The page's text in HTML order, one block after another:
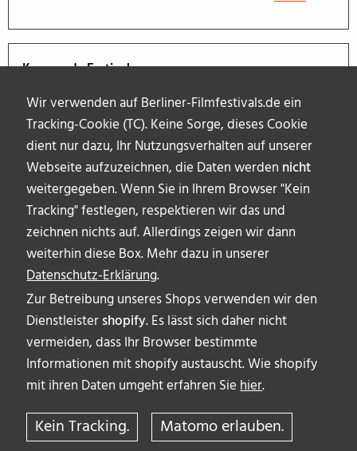
Wir verwenden auf Berliner-Filmfestivals.de ein
Tracking-Cookie (TC). Keine Sorge, dieses Cookie
dient nur dazu, Ihr Nutzungsverhalten auf unserer
Webseite aufzuzeichnen, die Daten werden nicht
weitergegeben. Wenn Sie in Ihrem Browser "Kein
Tracking" festlegen, respektieren wir das und
zeichnen nichts auf. Allerdings zeigen wir dann
weiterhin diese Box. Mehr dazu in unserer
Datenschutz-Erklärung.
Zur Betreibung unseres Shops verwenden wir den
Dienstleistershopify. Es lässt sich daher nicht
vermeiden, dass Ihr Browser bestimmte
Informationen mit shopify austauscht. Wie shopify
mit ihren Daten umgeht erfahren Siehier.
Kein Tracking. Matomo erlauben.
Kommende Festivals
ÜBER UNS
AUTOR_INNEN
DATENSCHUTZERKLÄRUNG